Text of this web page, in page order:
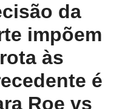
da
impõem
às
é
Roe vs